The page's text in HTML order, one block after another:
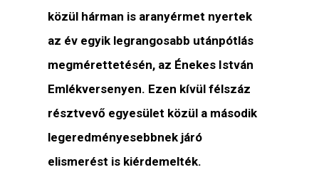
közül hárman is aranyérmet nyertek
az év egyik legrangosabb utánpótlás
megmérettetésén, az Énekes István
Emlékversenyen. Ezen kívül félszáz
résztvevő egyesület közül a második
legeredményesebbnek járó
elismerést is kiérdemelték.